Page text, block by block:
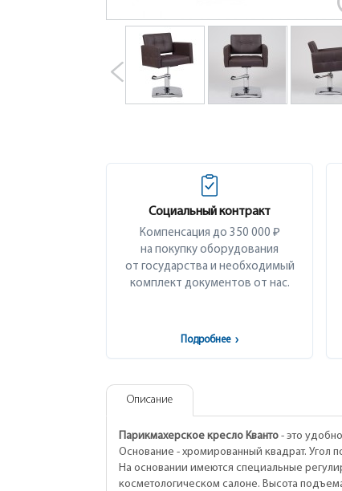
Социальный контракт
Компенсация до 350 000 ₽
на покупку оборудования
от государства и необходимый
комплект документов от нас.
Подробнее ›
Описание
Парикмахерское кресло Кванто - это
Основание - хромированный квадрат. Угол
На основании имеются специальные
косметологическом салоне. Высота